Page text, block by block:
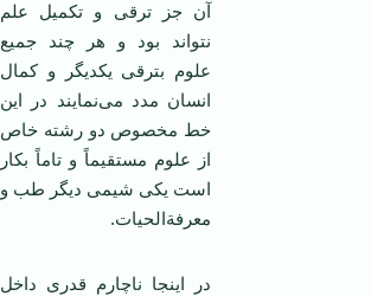
آن جز ترقی و تکمیل علم
نتواند بود و هر چند جمیع
علوم بترقی یکدیگر و کمال
انسان مدد می‌نمایند در این
خط مخصوص دو رشته خاص
از علوم مستقیماً و تاماً بکار
است یکی شیمی دیگر طب و
معرفة‌الحیات.
در اینجا ناچارم قدری داخل